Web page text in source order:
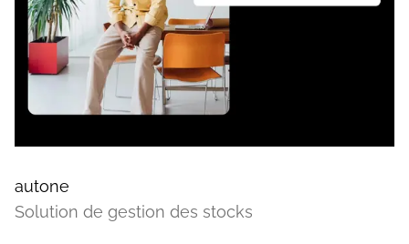
autone
Solution de gestion des stocks